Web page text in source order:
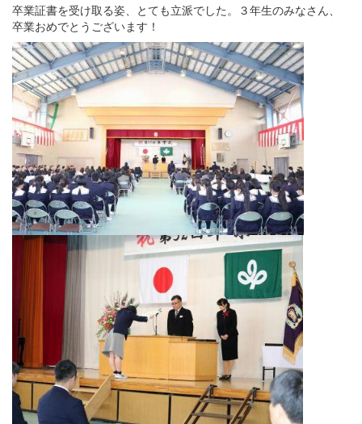
卒業証書を受け取る姿、とても立派でした。３年生のみなさん、
卒業おめでとうございます！